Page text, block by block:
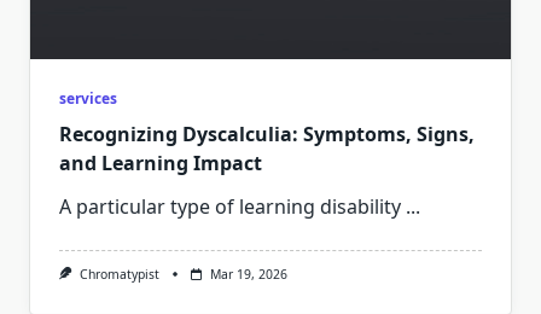
services
Recognizing Dyscalculia: Symptoms, Signs,
and Learning Impact
A particular type of learning disability ...
Chromatypist Mar 19, 2026